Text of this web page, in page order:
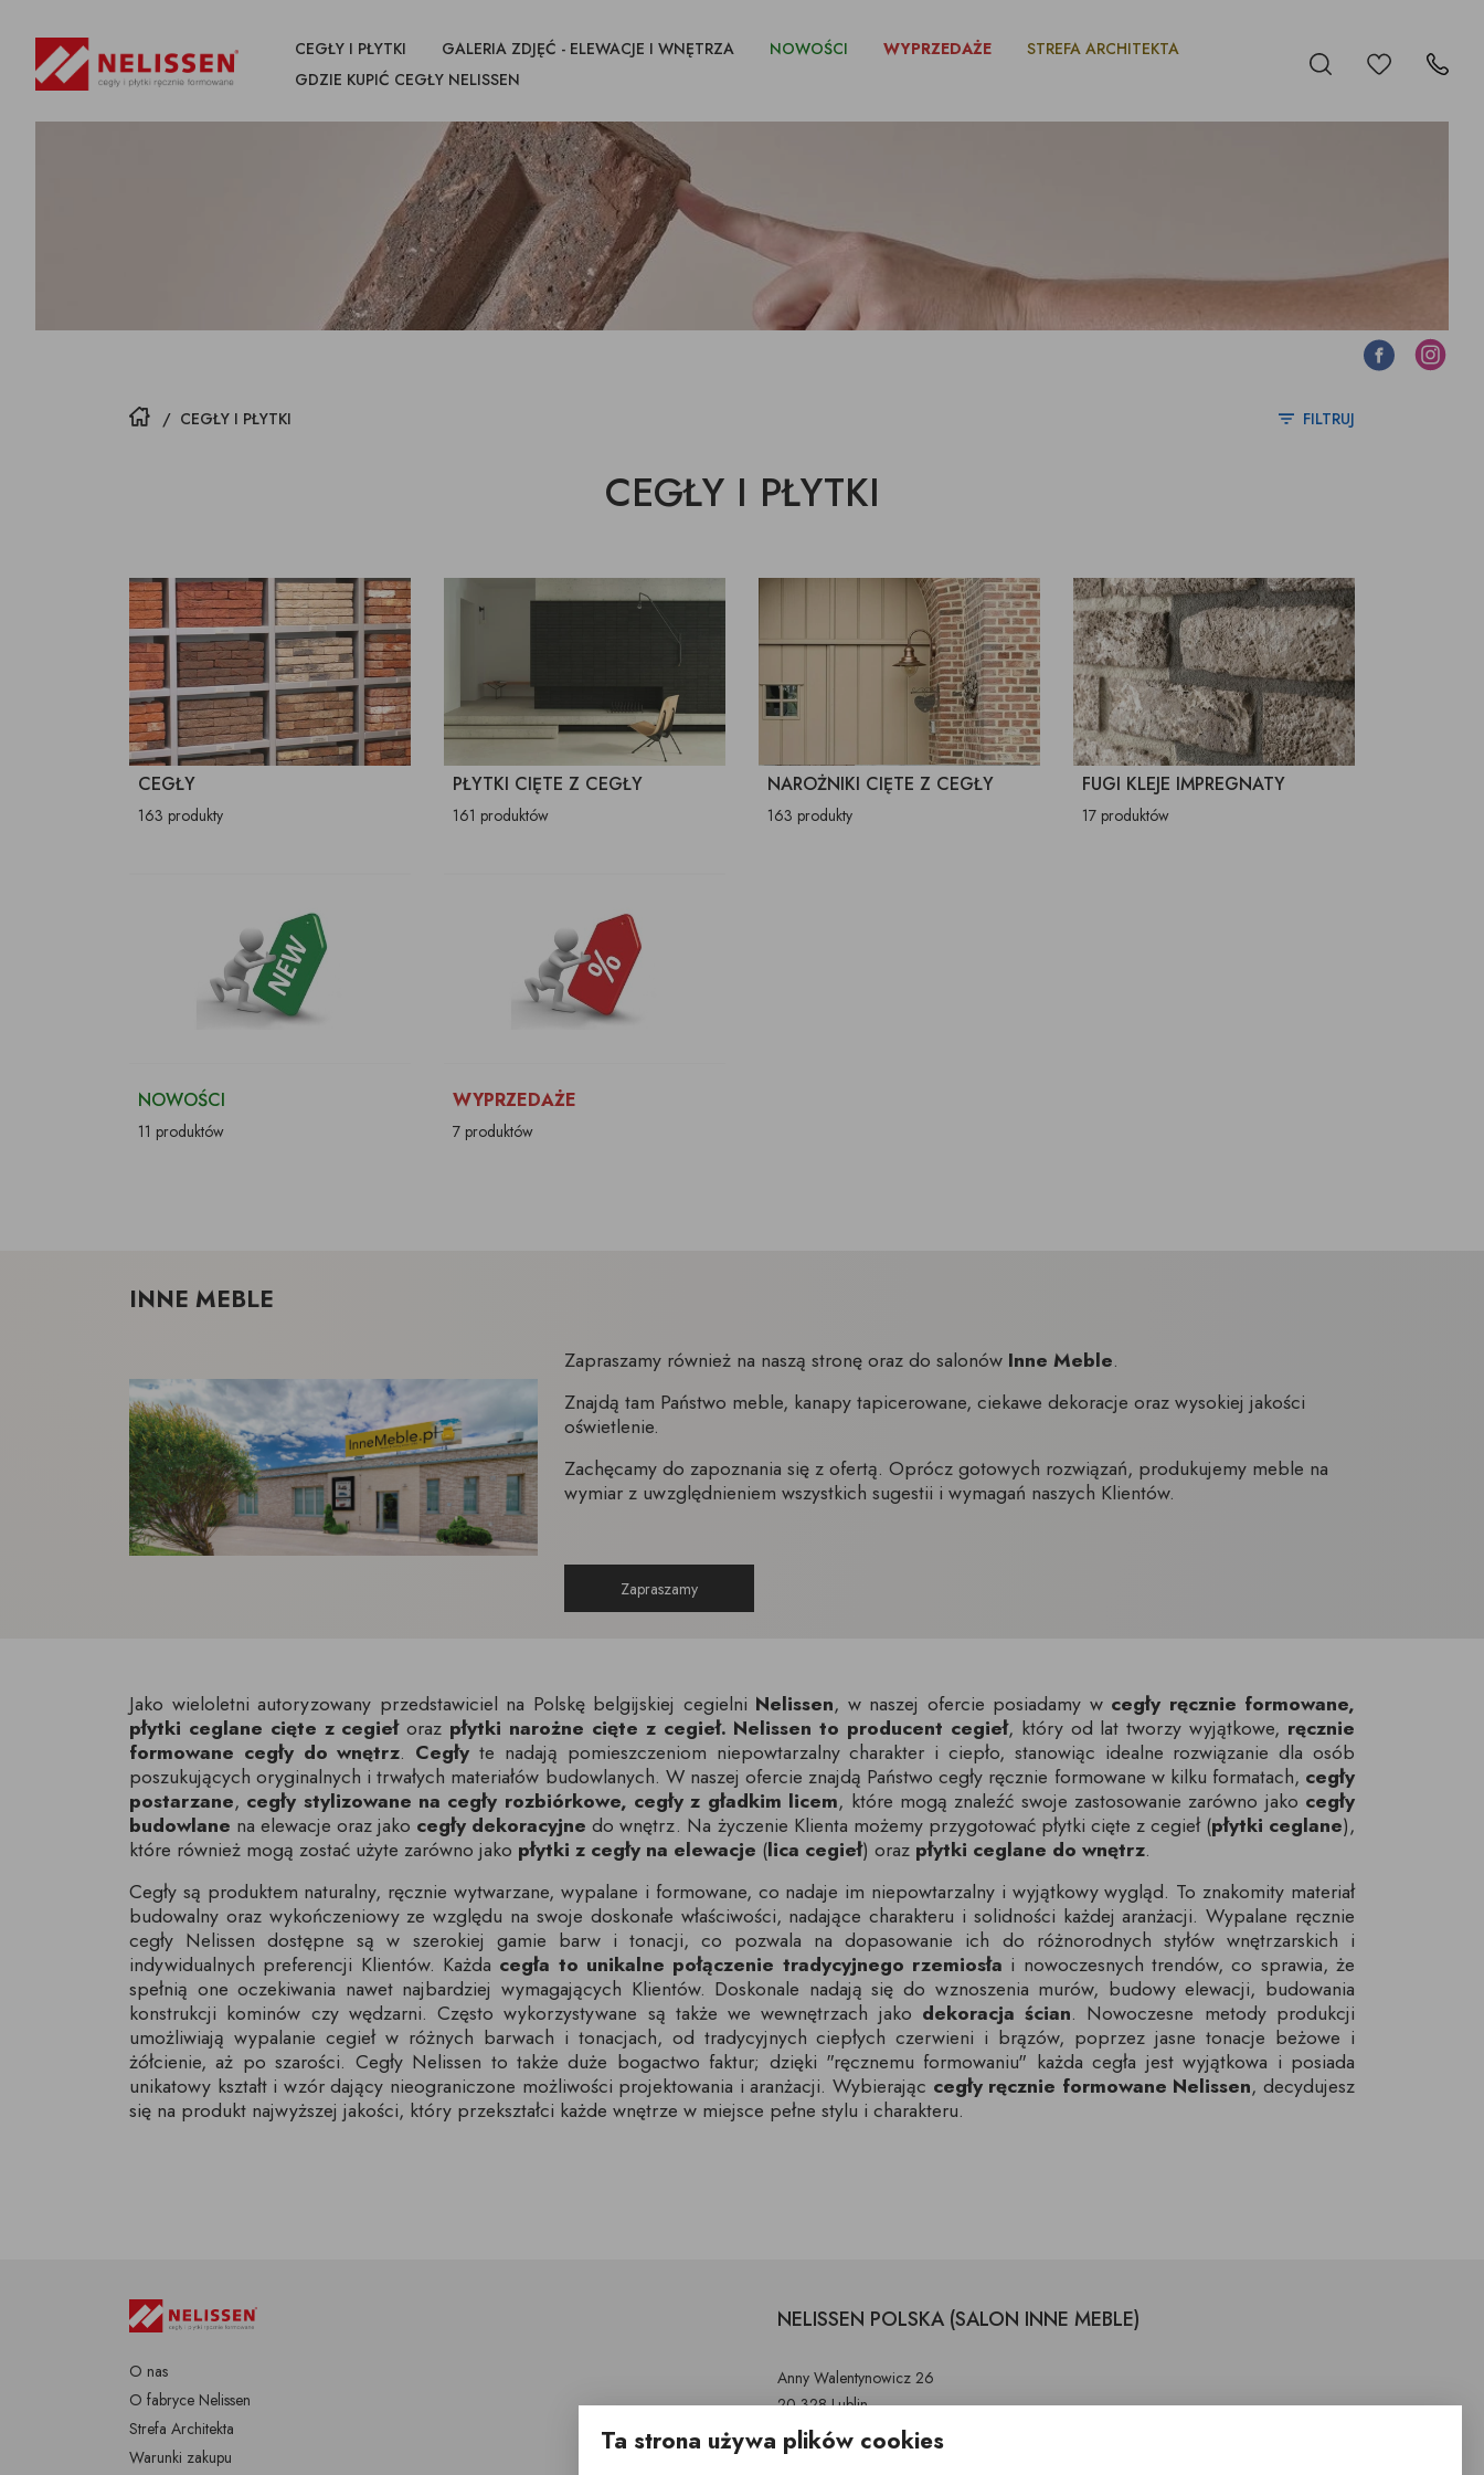
CEGŁY I PŁYTKI
CEGŁY I PŁYTKI
PŁYTKI CIĘTE Z CEGŁY
NAROŻNIKI CIĘTE Z
CEGŁY
IMPREGNATY
GALERIA ZDJĘĆ - ELEWACJE I WNĘTRZA NOWOŚCI WYPRZEDAŻE
STREFA ARCHITEKTA
GDZIE KUPIĆ CEGŁY NELISSEN
Szukaj Ulubione Kontakt
FacebookInstagram
STRONA GŁÓWNA
/ CEGŁY I PŁYTKI FILTRUJ
CEGŁY I PŁYTKI
CEGŁY
163 produkty
PŁYTKI CIĘTE Z CEGŁY
161 produktów
NAROŻNIKI CIĘTE Z CEGŁY
163 produkty
FUGI KLEJE IMPREGNATY
17 produktów
NOWOŚCI
11 produktów
WYPRZEDAŻE
7 produktów
INNE MEBLE
Zapraszamy również na naszą stronę oraz do salonów Inne Meble.
Znajdą tam Państwo meble, kanapy tapicerowane, ciekawe dekoracje oraz wysokiej jakości
oświetlenie.
Zachęcamy do zapoznania się z ofertą. Oprócz gotowych rozwiązań, produkujemy meble na
wymiar z uwzględnieniem wszystkich sugestii i wymagań naszych Klientów.
Zapraszamy
Jako wieloletni autoryzowany przedstawiciel na Polskę belgijskiej cegielni Nelissen, w naszej ofercie posiadamy w cegły ręcznie formowane,
płytki ceglane cięte z cegiełoraz płytki narożne cięte z cegieł. Nelissen to producent cegieł, który od lat tworzy wyjątkowe, ręcznie
formowane cegły do wnętrz. Cegły te nadają pomieszczeniom niepowtarzalny charakter i ciepło, stanowiąc idealne rozwiązanie dla osób
poszukujących oryginalnych i trwałych materiałów budowlanych. W naszej ofercie znajdą Państwo cegły ręcznie formowane w kilku formatach, cegły
postarzane, cegły stylizowane na cegły rozbiórkowe, cegły z gładkim licem, które mogą znaleźć swoje zastosowanie zarówno jako cegły
budowlane na elewacje oraz jako cegły dekoracyjne do wnętrz. Na życzenie Klienta możemy przygotować płytki cięte z cegieł (płytki ceglane),
które również mogą zostać użyte zarówno jako płytki z cegły na elewacje (lica cegieł) oraz płytki ceglane do wnętrz.
Cegły są produktem naturalny, ręcznie wytwarzane, wypalane i formowane, co nadaje im niepowtarzalny i wyjątkowy wygląd. To znakomity materiał
budowalny oraz wykończeniowy ze względu na swoje doskonałe właściwości, nadające charakteru i solidności każdej aranżacji. Wypalane ręcznie
cegły Nelissen dostępne są w szerokiej gamie barw i tonacji, co pozwala na dopasowanie ich do różnorodnych styłów wnętrzarskich i
indywidualnych preferencji Klientów. Każda cegła to unikalne połączenie tradycyjnego rzemiosła i nowoczesnych trendów, co sprawia, że
spełnią one oczekiwania nawet najbardziej wymagających Klientów. Doskonale nadają się do wznoszenia murów, budowy elewacji, budowania
konstrukcji kominów czy wędzarni. Często wykorzystywane są także we wewnętrzach jako dekoracja ścian. Nowoczesne metody produkcji
umożliwiają wypalanie cegieł w różnych barwach i tonacjach, od tradycyjnych ciepłych czerwieni i brązów, poprzez jasne tonacje beżowe i
żółcienie, aż po szarości. Cegły Nelissen to także duże bogactwo faktur; dzięki "ręcznemu formowaniu" każda cegła jest wyjątkowa i posiada
unikatowy kształt i wzór dający nieograniczone możliwości projektowania i aranżacji. Wybierając cegły ręcznie formowane Nelissen, decydujesz
się na produkt najwyższej jakości, który przekształci każde wnętrze w miejsce pełne stylu i charakteru.
O nas
O fabryce Nelissen
Strefa Architekta
Warunki zakupu
NELISSEN POLSKA (SALON INNE MEBLE)
Anny Walentynowicz 26
20-328 Lublin
Ta strona używa plików cookies